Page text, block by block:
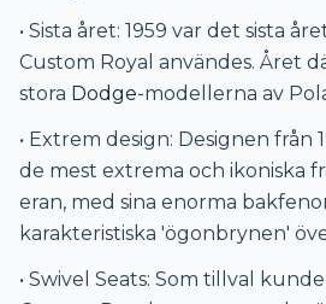
• Sista året: 1959 var det sista
Custom Royal användes. Året
stora Dodge-modellerna av
• Extrem design: Designen från
de mest extrema och ikoniska
eran, med sina enorma
karakteristiska 'ögonbrynen'
• Swivel Seats: Som tillval kunde